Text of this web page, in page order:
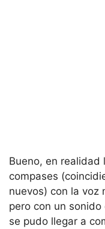
Bueno, en realidad
compases
nuevos) con la voz
pero con un
se pudo llegar a